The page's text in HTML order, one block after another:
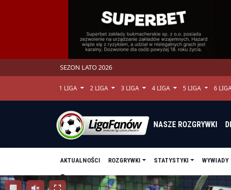
SEZON LATO 2026
1 LIGA 2 LIGA 3 LIGA 4 LIGA 5 LIGA 6
NASZE ROZGRYWKI
AKTUALNOŚCI ROZGRYWKI STATYSTYKI WYWIADY